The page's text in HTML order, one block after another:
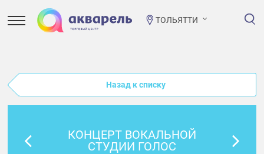
ТОЛЬЯТТИ
Назад к списку
КОНЦЕРТ ВОКАЛЬНОЙ
СТУДИИ ГОЛОС